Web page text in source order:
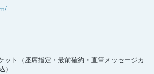
ット（座席指定・最前確約・直筆メッセージカ